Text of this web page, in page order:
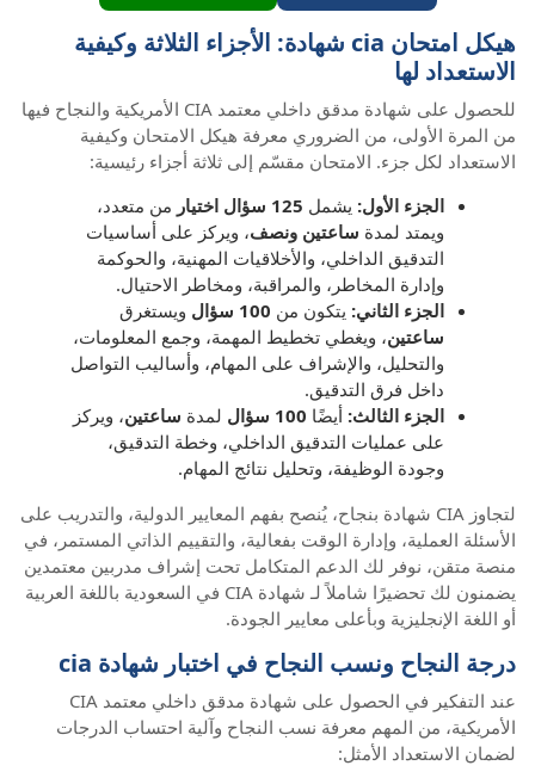
هيكل امتحان cia شهادة: الأجزاء الثلاثة وكيفية
الاستعداد لها
للحصول على شهادة مدقق داخلي معتمد CIA الأمريكية والنجاح فيها
من المرة الأولى، من الضروري معرفة هيكل الامتحان وكيفية
الاستعداد لكل جزء. الامتحان مقسّم إلى ثلاثة أجزاء رئيسية:
الجزء الأول: يشمل 125 سؤال اختيار
من متعدد،
ويمتد لمدة ساعتين ونصف، ويركز على أساسيات
التدقيق الداخلي، والأخلاقيات المهنية، والحوكمة
وإدارة المخاطر، والمراقبة، ومخاطر الاحتيال.
الجزء الثاني: يتكون من 100 سؤال
ويستغرق
ساعتين، ويغطي تخطيط المهمة، وجمع المعلومات،
والتحليل، والإشراف على المهام، وأساليب التواصل
داخل فرق التدقيق.
الجزء الثالث: أيضًا لمدة ساعتين، ويركز
على عمليات التدقيق الداخلي، وخطة التدقيق،
وجودة الوظيفة، وتحليل نتائج المهام.
لتجاوز CIA شهادة بنجاح، يُنصح بفهم المعايير الدولية، والتدريب على
الأسئلة العملية، وإدارة الوقت بفعالية، والتقييم الذاتي المستمر، في
منصة متقن، نوفر لك الدعم المتكامل تحت إشراف مدربين معتمدين
يضمنون لك تحضيرًا شاملاً لـ شهادة CIA في السعودية باللغة العربية
أو اللغة الإنجليزية وبأعلى معايير الجودة.
درجة النجاح ونسب النجاح في اختبار شهادة cia
عند التفكير في الحصول على شهادة مدقق داخلي معتمد CIA
الأمريكية، من المهم معرفة نسب النجاح وآلية احتساب الدرجات
لضمان الاستعداد الأمثل: